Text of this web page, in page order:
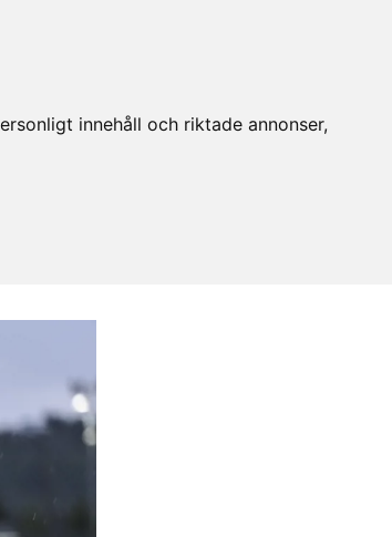
innehåll och riktade annonser,